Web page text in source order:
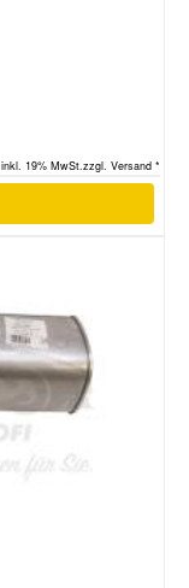
inkl. 19% MwSt.zzgl. Versand *